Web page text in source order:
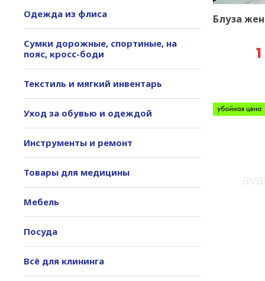
Одежда из флиса
Сумки дорожные, спортиные, на
пояс, кросс-боди
Текстиль и мягкий инвентарь
Уход за обувью и одеждой
Инструменты и ремонт
Товары для медицины
Мебель
Посуда
Всё для клининга
Блуза